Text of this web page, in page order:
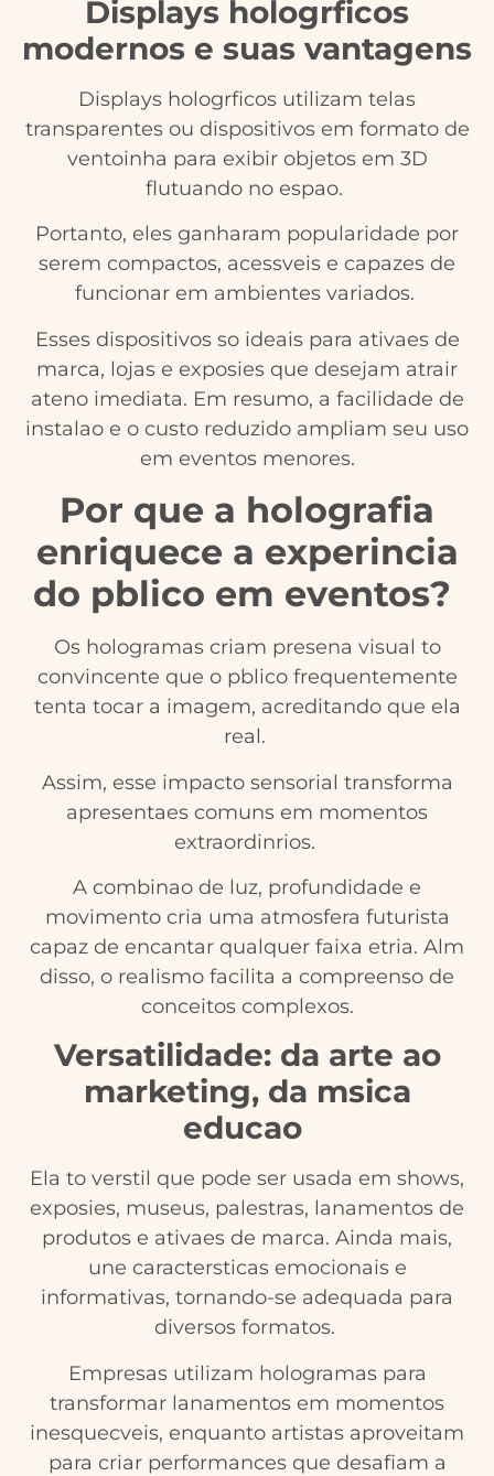
Displays hologrficos
modernos e suas vantagens
Displays hologrficos utilizam telas
transparentes ou dispositivos em formato de
ventoinha para exibir objetos em 3D
flutuando no espao.
Portanto, eles ganharam popularidade por
serem compactos, acessveis e capazes de
funcionar em ambientes variados.
Esses dispositivos so ideais para ativaes de
marca, lojas e exposies que desejam atrair
ateno imediata. Em resumo, a facilidade de
instalao e o custo reduzido ampliam seu uso
em eventos menores.
Por que a holografia
enriquece a experincia
do pblico em eventos?
Os hologramas criam presena visual to
convincente que o pblico frequentemente
tenta tocar a imagem, acreditando que ela
real.
Assim, esse impacto sensorial transforma
apresentaes comuns em momentos
extraordinrios.
A combinao de luz, profundidade e
movimento cria uma atmosfera futurista
capaz de encantar qualquer faixa etria. Alm
disso, o realismo facilita a compreenso de
conceitos complexos.
Versatilidade: da arte ao
marketing, da msica
educao
Ela to verstil que pode ser usada em shows,
exposies, museus, palestras, lanamentos de
produtos e ativaes de marca. Ainda mais,
une caractersticas emocionais e
informativas, tornando-se adequada para
diversos formatos.
Empresas utilizam hologramas para
transformar lanamentos em momentos
inesquecveis, enquanto artistas aproveitam
para criar performances que desafiam a